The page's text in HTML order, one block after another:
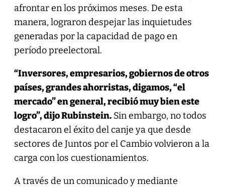
afrontar en los próximos meses. De esta
manera, lograron despejar las inquietudes
generadas por la capacidad de pago en
período preelectoral.
“Inversores, empresarios, gobiernos de otros
países, grandes ahorristas, digamos, “el
mercado” en general, recibió muy bien este
logro”, dijo Rubinstein.Sin embargo, no todos
destacaron el éxito del canje ya que desde
sectores de Juntos por el Cambio volvieron a la
carga con los cuestionamientos.
A través de un comunicado y mediante